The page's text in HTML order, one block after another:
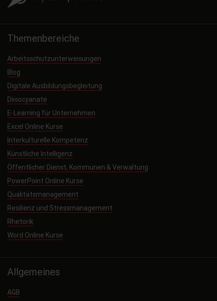
Themenbereiche
Arbeitsschutzunterweisungen
Blog
Digitale Ausbildungsbegleitung
Diisocyanate
E-Learning für Unternehmen
Excel Online Kurse
Interkulturelle Kompetenz
Künstliche Intelligenz
Öffentlicher Dienst, Kommunen & Verwaltung
PowerPoint Online Kurse
Qualitätsmanagement
Resilienz und Stressmanagement
Rhetorik
Word Online Kurse
Allgemeines
AGB